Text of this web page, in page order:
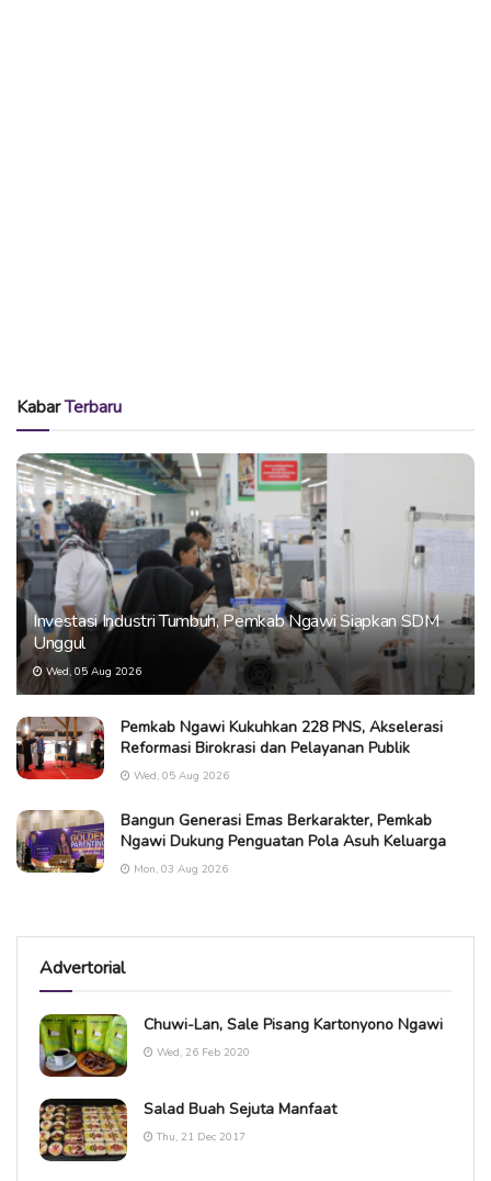
KabarTerbaru
Investasi Industri Tumbuh, Pemkab Ngawi Siapkan SDM
Unggul
Wed, 05 Aug 2026
Pemkab Ngawi Kukuhkan 228 PNS, Akselerasi
Reformasi Birokrasi dan Pelayanan Publik
Wed, 05 Aug 2026
Bangun Generasi Emas Berkarakter, Pemkab
Ngawi Dukung Penguatan Pola Asuh Keluarga
Mon, 03 Aug 2026
Advertorial
Chuwi-Lan, Sale Pisang Kartonyono Ngawi
Wed, 26 Feb 2020
Salad Buah Sejuta Manfaat
Thu, 21 Dec 2017